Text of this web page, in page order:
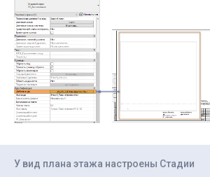
У вид плана этажа настроены Стадии